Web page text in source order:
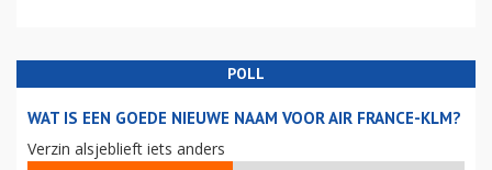
POLL
WAT IS EEN GOEDE NIEUWE NAAM VOOR AIR FRANCE-KLM?
Verzin alsjeblieft iets anders